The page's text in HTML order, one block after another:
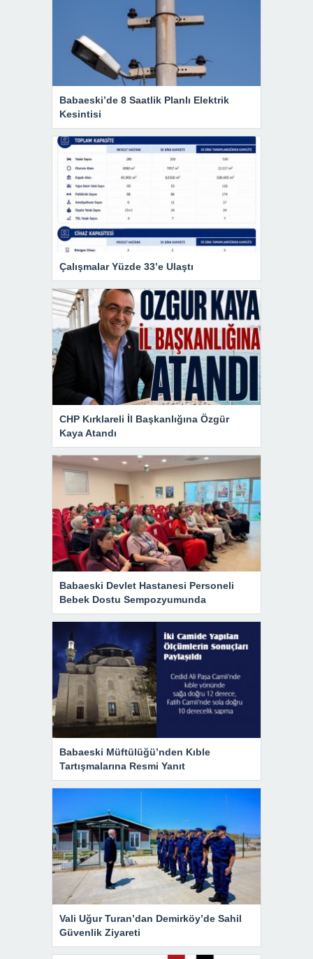
Babaeski’de 8 Saatlik Planlı Elektrik
Kesintisi
Çalışmalar Yüzde 33’e Ulaştı
CHP Kırklareli İl Başkanlığına Özgür
Kaya Atandı
Babaeski Devlet Hastanesi Personeli
Bebek Dostu Sempozyumunda
Babaeski Müftülüğü’nden Kıble
Tartışmalarına Resmi Yanıt
Vali Uğur Turan’dan Demirköy’de Sahil
Güvenlik Ziyareti